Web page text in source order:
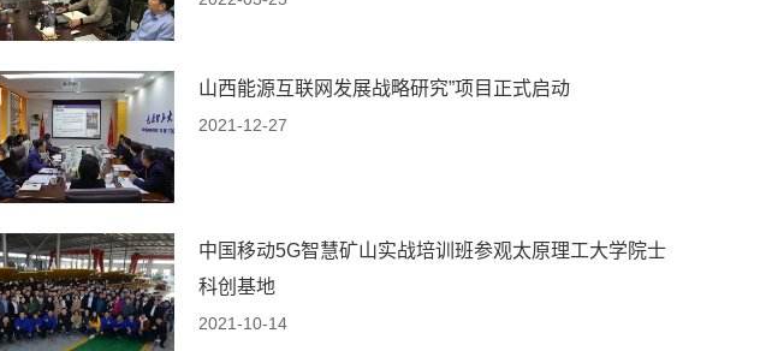
山西能源互联网发展战略研究”项目正式启动
2021-12-27
中国移动5G智慧矿山实战培训班参观太原理工大学院士
科创基地
2021-10-14